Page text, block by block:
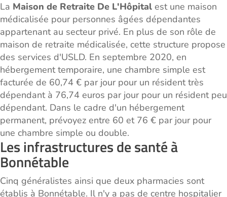
La Maison de Retraite De L'Hôpital est une maison
médicalisée pour personnes âgées dépendantes
appartenant au secteur privé. En plus de son rôle de
maison de retraite médicalisée, cette structure propose
des services d'USLD. En septembre 2020, en
hébergement temporaire, une chambre simple est
facturée de 60,74 € par jour pour un résident très
dépendant à 76,74 euros par jour pour un résident peu
dépendant. Dans le cadre d'un hébergement
permanent, prévoyez entre 60 et 76 € par jour pour
une chambre simple ou double.
Les infrastructures de santé à
Bonnétable
Cinq généralistes ainsi que deux pharmacies sont
établis à Bonnétable. Il n'y a pas de centre hospitalier